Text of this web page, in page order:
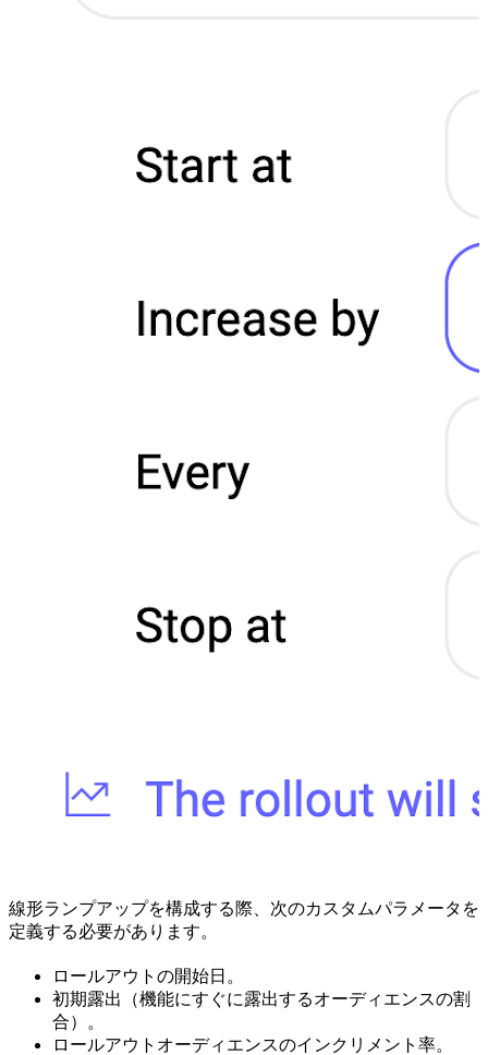
線形ランプアップを構成する際、次のカスタムパラメータを
定義する必要があります。
ロールアウトの開始日。
初期露出（機能にすぐに露出するオーディエンスの割
合）。
ロールアウトオーディエンスのインクリメント率。